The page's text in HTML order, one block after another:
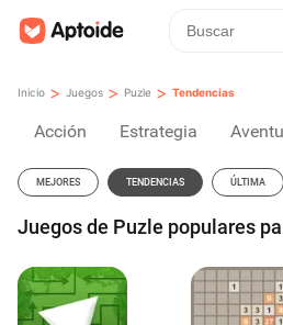
Inicio > Juegos > Puzle > Tendencias
Acción Estrategia
MEJORES TENDENCIAS ÚLTIMA
Juegos de Puzle populares